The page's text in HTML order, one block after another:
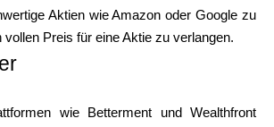
Aktien wie Amazon oder Google zu
vollen Preis für eine Aktie zu verlangen.
wie Betterment und Wealthfront